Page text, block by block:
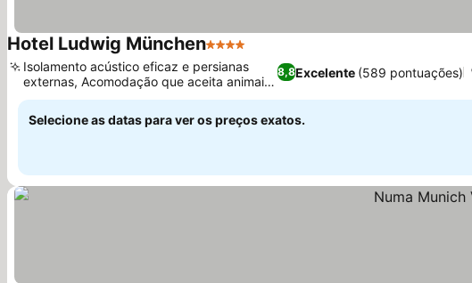
Hotel Ludwig München4 Estrelas
8,8Excelente (589 pontuações)
Isolamento acústico eficaz e persianas
externas, Acomodação que aceita animais
de estimação
Selecione as datas para ver os preços exatos.